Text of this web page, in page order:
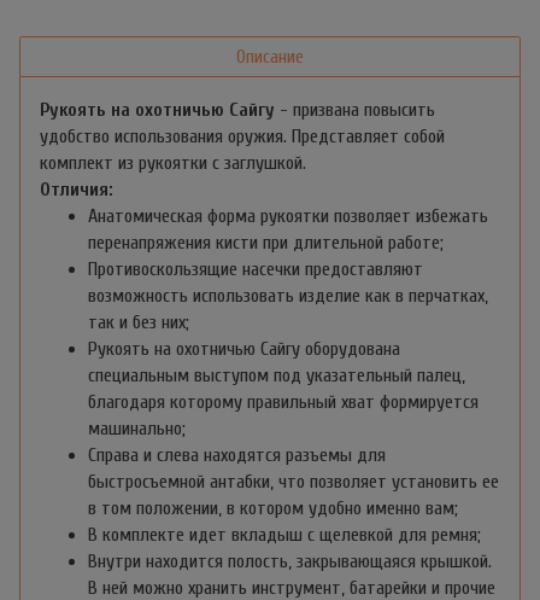
Описание
Рукоять на охотничью Сайгу - призвана повысить
удобство использования оружия. Представляет собой
комплект из рукоятки с заглушкой.
Отличия:
Анатомическая форма рукоятки позволяет избежать
перенапряжения кисти при длительной работе;
Противоскользящие насечки предоставляют
возможность использовать изделие как в перчатках,
так и без них;
Рукоять на охотничью Сайгу оборудована
специальным выступом под указательный палец,
благодаря которому правильный хват формируется
машинально;
Справа и слева находятся разъемы для
быстросъемной антабки, что позволяет установить ее
в том положении, в котором удобно именно вам;
В комплекте идет вкладыш с щелевкой для ремня;
Внутри находится полость, закрывающаяся крышкой.
В ней можно хранить инструмент, батарейки и прочие